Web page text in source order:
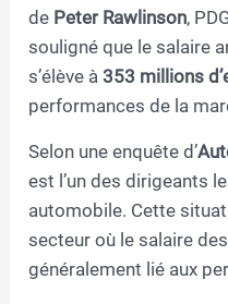
de Peter Rawlinson,
souligné que le salaire
s’élève à353 millions
performances de la
Selon une enquête d’
est l’un des dirigeants
automobile. Cette
secteur où le salaire
généralement lié aux